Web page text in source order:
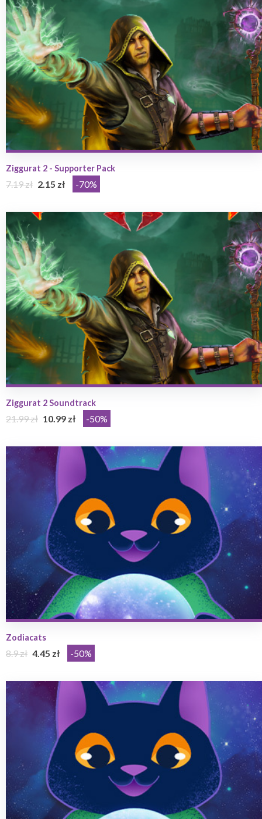
Ziggurat 2 - Supporter Pack
7.19 zł 2.15 zł -70%
Ziggurat 2 Soundtrack
21.99 zł 10.99 zł -50%
Zodiacats
8.9 zł 4.45 zł -50%